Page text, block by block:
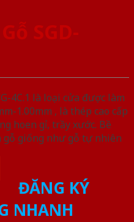
SGD-
4C.1 là loại cửa được làm
1.00mm , là thép cao cấp
hoen gỉ, trầy xước. Bề
gỗ giống như gỗ tự nhiên
ĐĂNG KÝ
NHANH